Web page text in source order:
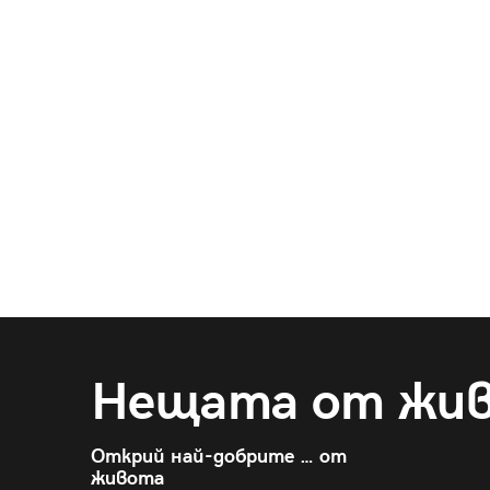
Нещата от
Открий най-добрите … от
живота